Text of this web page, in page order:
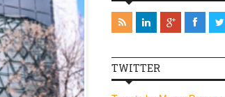
TWITTER